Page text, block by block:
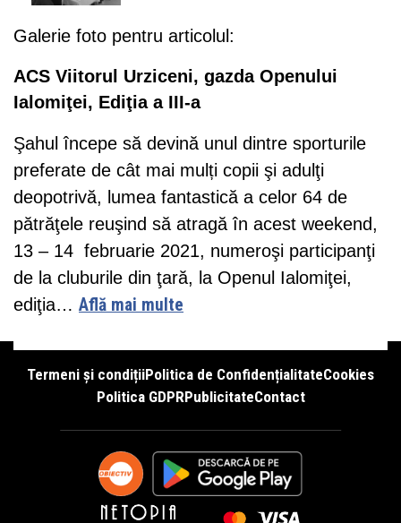
Galerie foto pentru articolul:
ACS Viitorul Urziceni, gazda Openului
Ialomiţei, Ediţia a III-a
Şahul începe să devină unul dintre sporturile
preferate de cât mai mulți copii şi adulţi
deopotrivă, lumea fantastică a celor 64 de
pătrăţele reuşind să atragă în acest weekend,
13 – 14 februarie 2021, numeroşi participanţi
de la cluburile din ţară, la Openul Ialomiţei,
ediţia… Află mai multe
Termeni și condițiiPolitica de ConfidențialitateCookies
Politica GDPRPublicitateContact